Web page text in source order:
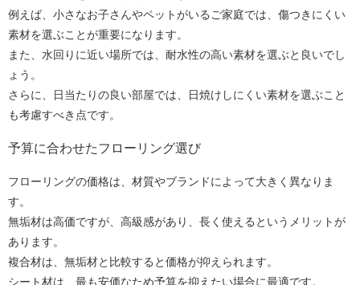
例えば、小さなお子さんやペットがいるご家庭では、傷つきにくい
素材を選ぶことが重要になります。
また、水回りに近い場所では、耐水性の高い素材を選ぶと良いでし
ょう。
さらに、日当たりの良い部屋では、日焼けしにくい素材を選ぶこと
も考慮すべき点です。
予算に合わせたフローリング選び
フローリングの価格は、材質やブランドによって大きく異なりま
す。
無垢材は高価ですが、高級感があり、長く使えるというメリットが
あります。
複合材は、無垢材と比較すると価格が抑えられます。
シート材は、最も安価なため予算を抑えたい場合に最適です。